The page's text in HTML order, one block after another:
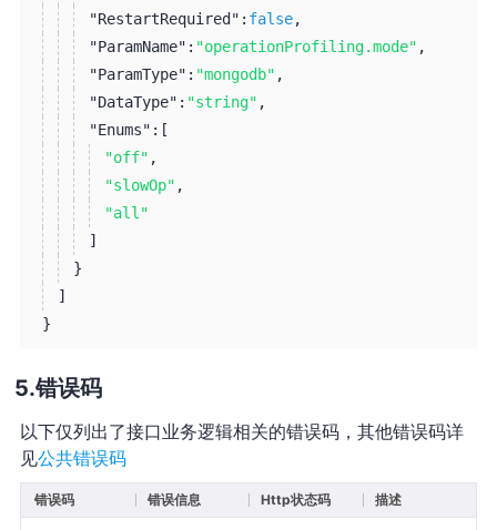
"RestartRequired": false,
"ParamName": "operationProfiling.mode" ,
"ParamType": "mongodb" ,
"DataType": "string" ,
"Enums": [
"off" ,
"slowOp" ,
"all"
]
}
]
}
错误码
以下仅列出了接口业务逻辑相关的错误码，其他错误码详
见公共错误码
错误码 错误信息 Http状态码 描述